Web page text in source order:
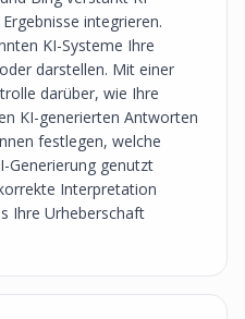
integrieren.
KI-Systeme Ihre
darstellen. Mit einer
darüber, wie Ihre
KI-generierten Antworten
festlegen, welche
Generierung genutzt
Interpretation
Ihre Urheberschaft